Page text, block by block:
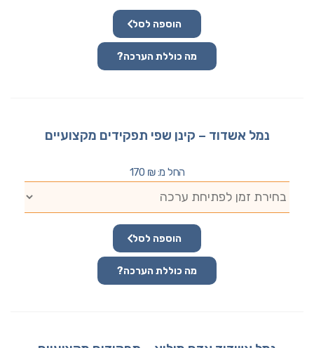
הוספה לסל
מה כוללת הערכה?
נמל אשדוד – קינן שפי תפקידים מקצועיים
החל מ: 170 ₪
הוספה לסל
מה כוללת הערכה?